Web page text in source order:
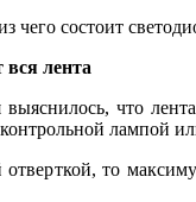
чего состоит
лента
что
лампой
отверткой, то